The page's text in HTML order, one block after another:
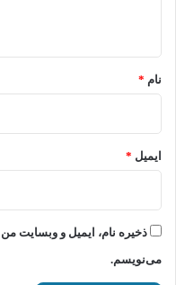
نام *
ایمیل *
ذخیره نام، ایمیل و وبسایت
می‌نویسم.